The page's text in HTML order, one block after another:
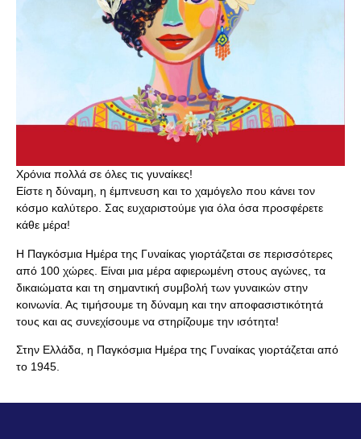
Χρόνια πολλά σε όλες τις γυναίκες!
Είστε η δύναμη, η έμπνευση και το χαμόγελο που κάνει τον
κόσμο καλύτερο. Σας ευχαριστούμε για όλα όσα προσφέρετε
κάθε μέρα!
Η Παγκόσμια Ημέρα της Γυναίκας γιορτάζεται σε περισσότερες
από 100 χώρες. Είναι μια μέρα αφιερωμένη στους αγώνες, τα
δικαιώματα και τη σημαντική συμβολή των γυναικών στην
κοινωνία. Ας τιμήσουμε τη δύναμη και την αποφασιστικότητά
τους και ας συνεχίσουμε να στηρίζουμε την ισότητα!
Στην Ελλάδα, η Παγκόσμια Ημέρα της Γυναίκας γιορτάζεται από
το 1945.